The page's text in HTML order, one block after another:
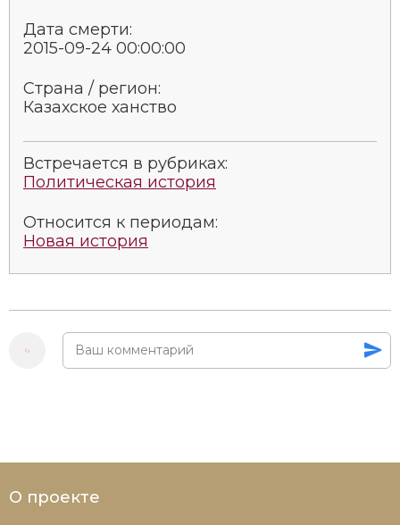
Дата смерти:
2015-09-24 00:00:00
Страна / регион:
Казахское ханство
Встречается в рубриках:
Политическая история
Относится к периодам:
Новая история
О проекте